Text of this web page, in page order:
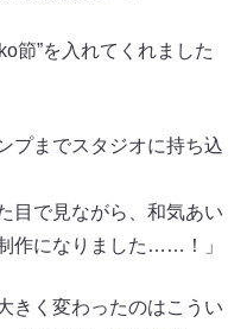
節”を入れてくれました
プまでスタジオに持ち込
目で見ながら、和気あい
作になりました……！」
きく変わったのはこうい